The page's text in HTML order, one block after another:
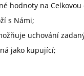
hodnoty na Celkovou
s Námi;
uchování
jako kupující;